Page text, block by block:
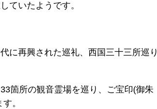
ていたようです。
に再興された巡礼、西国三十三所巡り
箇所の観音霊場を巡り、ご宝印(御朱
。